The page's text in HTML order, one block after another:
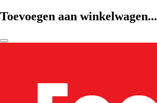
Toevoegen aan winkelwagen...